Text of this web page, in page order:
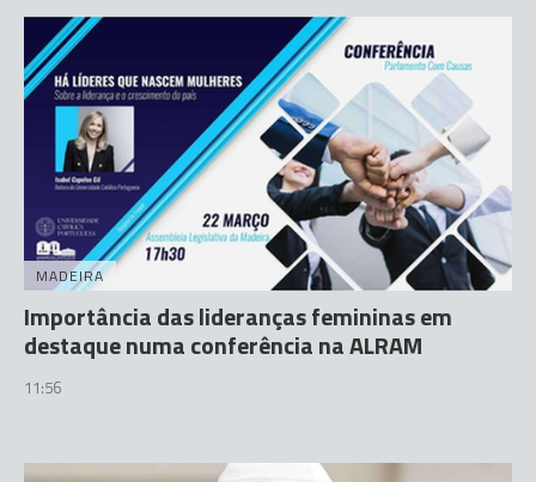
MADEIRA
Importância das lideranças femininas em
destaque numa conferência na ALRAM
11:56